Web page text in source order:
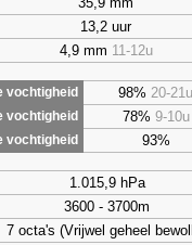
13,2 uur
4,9 mm 11-12u
vochtigheid 98% 20-21u
vochtigheid 78% 9-10u
vochtigheid 93%
1.015,9 hPa
3600 - 3700m
7 octa's (Vrijwel geheel